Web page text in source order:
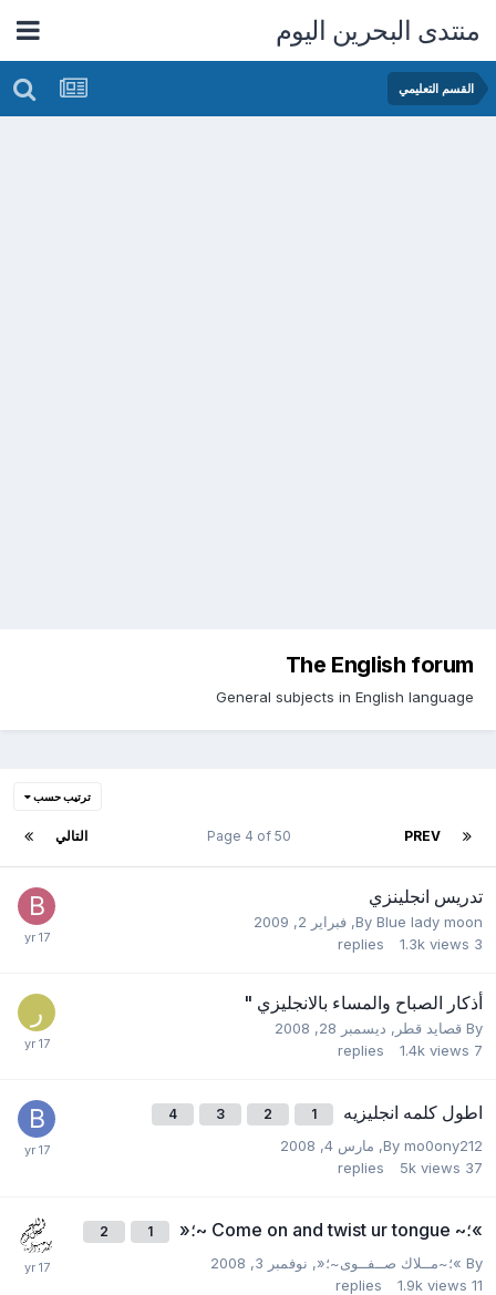
منتدى البحرين اليوم
القسم التعليمي
The English forum
General subjects in English language
ترتيب حسب
PREV التالي Page 4 of 50
تدريس انجلينزي
By Blue lady moon
, فبراير 2, 2009
3
replies 1.3k views
أذكار الصباح والمساء بالانجليزي "
By قصايد قطر , ديسمبر 28, 2008
7
replies 1.4k views
اطول كلمه انجليزيه 1
2
3
4
By mo0ony212
, مارس 4, 2008
37
replies 5k views
»؛~ Come on and twist ur tongue ~؛« 1
2
By »؛~مــلاك صــفــوى~؛«, نوفمبر 3, 2008
11
replies 1.9k views